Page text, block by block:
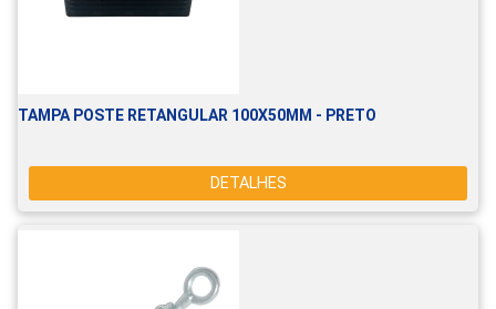
TAMPA POSTE RETANGULAR 100X50MM - PRETO
DETALHES